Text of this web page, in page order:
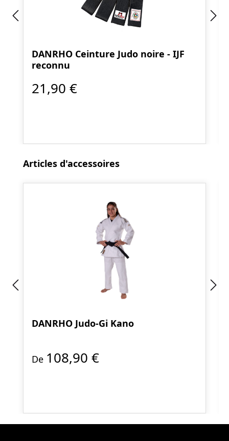
DANRHO Ceinture Judo noire - IJF
reconnu
21,90 €
Ignorer la galerie de produits
Articles d'accessoires
DANRHO Judo-Gi Kano
De 108,90 €